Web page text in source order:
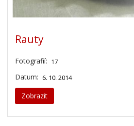
Rauty
Fotografií: 17
Datum: 6. 10. 2014
Zobrazit